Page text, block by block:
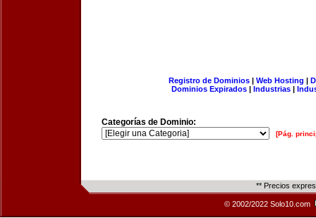
Registro de Dominios| Web Hosting |
Dominios Expirados | Industrias |
Categorías de Dominio:
[Pág.
** Precios
© 2002/2022 Solo10.com